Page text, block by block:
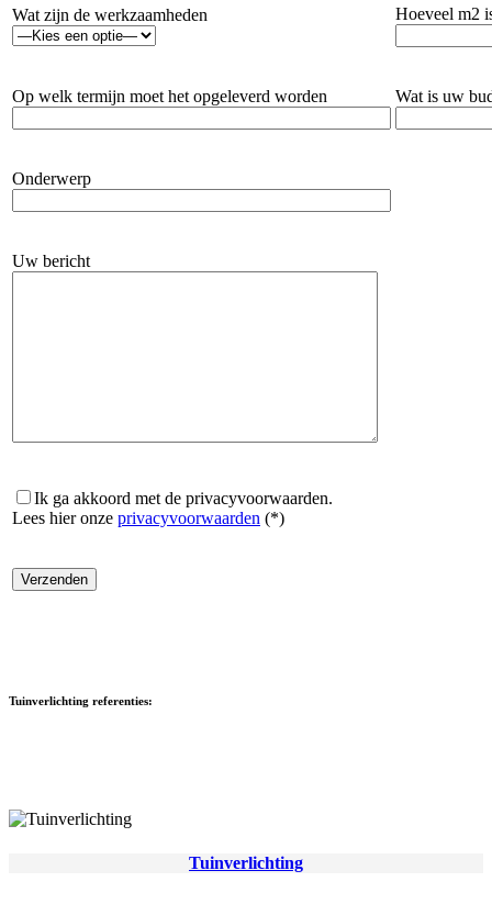
Wat zijn de werkzaamheden Hoeveel m2
Op welk termijn moet het opgeleverd worden Wat is uw
Onderwerp
Uw bericht
Ik ga akkoord met de privacyvoorwaarden.
Lees hier onze privacyvoorwaarden (*)
Tuinverlichting referenties:
Tuinverlichting